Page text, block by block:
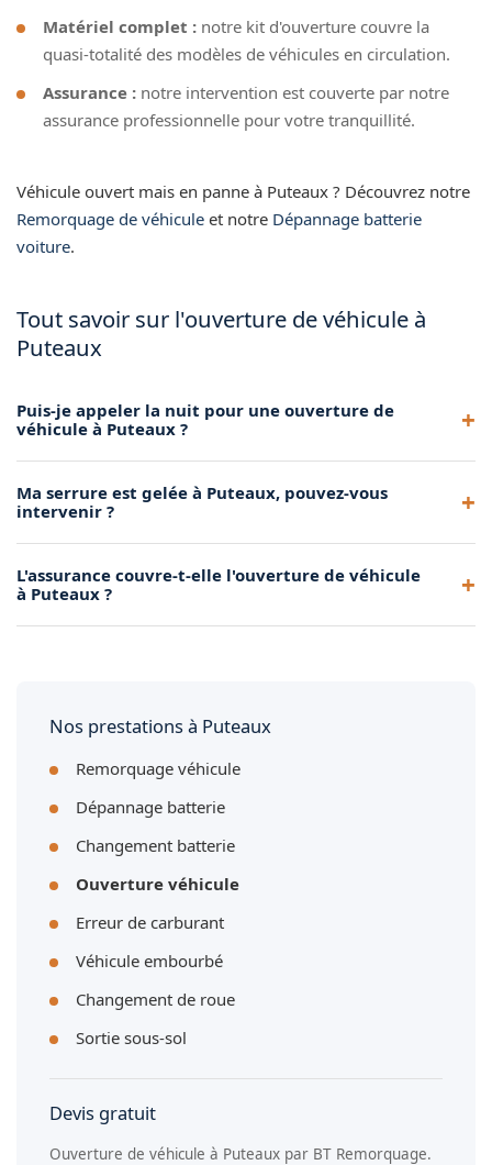
Matériel complet : notre kit d'ouverture couvre la
quasi-totalité des modèles de véhicules en circulation.
Assurance : notre intervention est couverte par notre
assurance professionnelle pour votre tranquillité.
Véhicule ouvert mais en panne à Puteaux ? Découvrez notre
Remorquage de véhicule et notre Dépannage batterie
voiture.
Tout savoir sur l'ouverture de véhicule à
Puteaux
Puis-je appeler la nuit pour une ouverture de
véhicule à Puteaux ?
véhicule de nuit sont fréquentes et notre technicien
Ma serrure est gelée à Puteaux, pouvez-vous
intervenir ?
techniques de dégel adaptées. Nous pouvons aussi ouvrir le
L'assurance couvre-t-elle l'ouverture de véhicule
à Puteaux ?
Nos prestations à Puteaux
Remorquage véhicule
Dépannage batterie
Changement batterie
Ouverture véhicule
Erreur de carburant
Véhicule embourbé
Changement de roue
Sortie sous-sol
Devis gratuit
Ouverture de véhicule à Puteaux par BT Remorquage.